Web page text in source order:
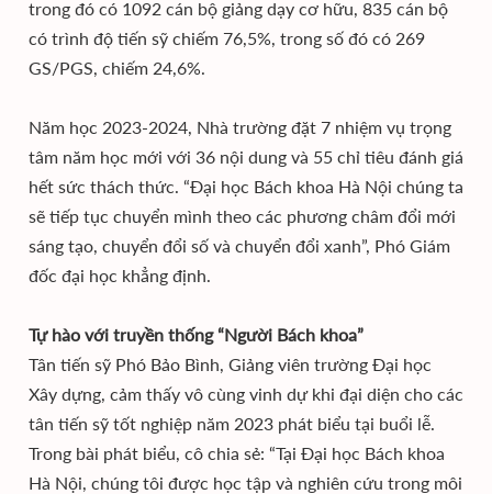
trong đó có 1092 cán bộ giảng dạy cơ hữu, 835 cán bộ
có trình độ tiến sỹ chiếm 76,5%, trong số đó có 269
GS/PGS, chiếm 24,6%.
Năm học 2023-2024, Nhà trường đặt 7 nhiệm vụ trọng
tâm năm học mới với 36 nội dung và 55 chỉ tiêu đánh giá
hết sức thách thức. “Đại học Bách khoa Hà Nội chúng ta
sẽ tiếp tục chuyển mình theo các phương châm đổi mới
sáng tạo, chuyển đổi số và chuyển đổi xanh”, Phó Giám
đốc đại học khẳng định.
Tự hào với truyền thống “Người Bách khoa”
Tân tiến sỹ Phó Bảo Bình, Giảng viên trường Đại học
Xây dựng, cảm thấy vô cùng vinh dự khi đại diện cho các
tân tiến sỹ tốt nghiệp năm 2023 phát biểu tại buổi lễ.
Trong bài phát biểu, cô chia sẻ: “Tại Đại học Bách khoa
Hà Nội, chúng tôi được học tập và nghiên cứu trong môi